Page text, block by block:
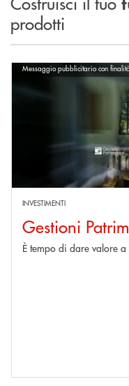
prodotti
Scopri di più Gestioni
Messaggio pubblicitario con
INVESTIMENTI
Gestioni
È tempo di dare valore a